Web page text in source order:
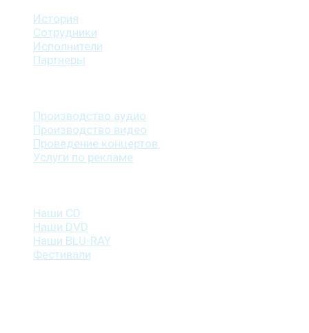
История
Сотрудники
Исполнители
Партнеры
Производство аудио
Производство видео
Проведение концертов
Услуги по рекламе
Наши CD
Наши DVD
Наши BLU-RAY
Фестивали